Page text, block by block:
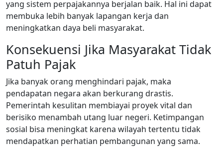
yang sistem perpajakannya berjalan baik. Hal ini dapat
membuka lebih banyak lapangan kerja dan
meningkatkan daya beli masyarakat.
Konsekuensi Jika Masyarakat Tidak
Patuh Pajak
Jika banyak orang menghindari pajak, maka
pendapatan negara akan berkurang drastis.
Pemerintah kesulitan membiayai proyek vital dan
berisiko menambah utang luar negeri. Ketimpangan
sosial bisa meningkat karena wilayah tertentu tidak
mendapatkan perhatian pembangunan yang sama.